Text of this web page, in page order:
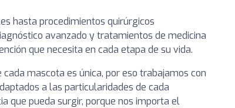
hasta procedimientos quirúrgicos
avanzado y tratamientos de medicina
que necesita en cada etapa de su vida.
mascota es única, por eso trabajamos con
a las particularidades de cada
que pueda surgir, porque nos importa el